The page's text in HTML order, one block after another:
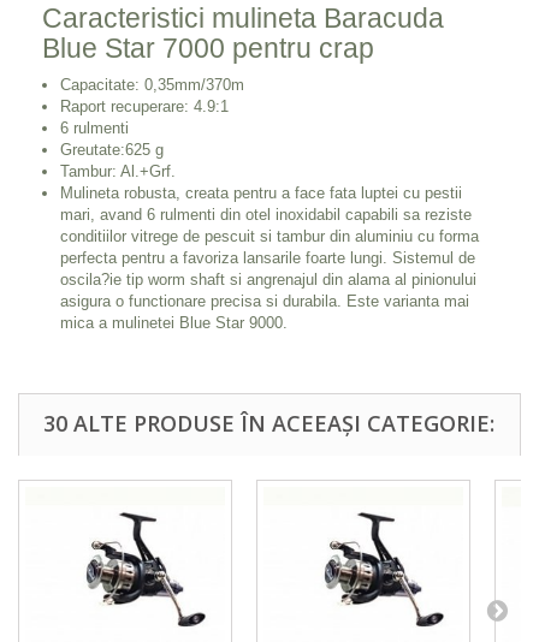
Caracteristici mulineta Baracuda
Blue Star 7000 pentru crap
Capacitate: 0,35mm/370m
Raport recuperare: 4.9:1
6 rulmenti
Greutate:625 g
Tambur: Al.+Grf.
Mulineta robusta, creata pentru a face fata luptei cu pestii
mari, avand 6 rulmenti din otel inoxidabil capabili sa reziste
conditiilor vitrege de pescuit si tambur din aluminiu cu forma
perfecta pentru a favoriza lansarile foarte lungi. Sistemul de
oscila?ie tip worm shaft si angrenajul din alama al pinionului
asigura o functionare precisa si durabila. Este varianta mai
mica a mulinetei Blue Star 9000.
30 ALTE PRODUSE ÎN ACEEAȘI CATEGORIE: